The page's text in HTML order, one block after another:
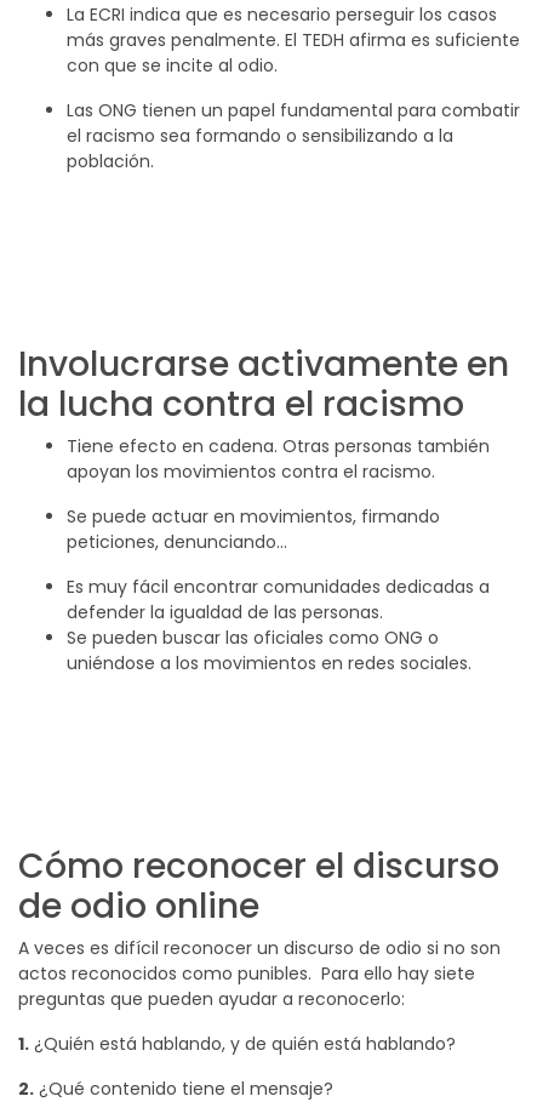
La ECRI indica que es necesario perseguir los casos
más graves penalmente. El TEDH afirma es suficiente
con que se incite al odio.
Las ONG tienen un papel fundamental para combatir
el racismo sea formando o sensibilizando a la
población.
Involucrarse activamente en
la lucha contra el racismo
Tiene efecto en cadena. Otras personas también
apoyan los movimientos contra el racismo.
Se puede actuar en movimientos, firmando
peticiones, denunciando…
Es muy fácil encontrar comunidades dedicadas a
defender la igualdad de las personas.
Se pueden buscar las oficiales como ONG o
uniéndose a los movimientos en redes sociales.
Cómo reconocer el discurso
de odio online
A veces es difícil reconocer un discurso de odio si no son
actos reconocidos como punibles. Para ello hay siete
preguntas que pueden ayudar a reconocerlo:
1. ¿Quién está hablando, y de quién está hablando?
2. ¿Qué contenido tiene el mensaje?